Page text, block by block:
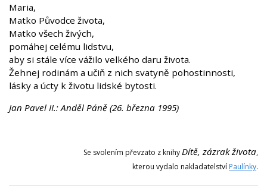
Maria,
Matko Původce života,
Matko všech živých,
pomáhej celému lidstvu,
aby si stále více vážilo velkého daru života.
Žehnej rodinám a učiň z nich svatyně pohostinnosti,
lásky a úcty k životu lidské bytosti.
Jan Pavel II.: Anděl Páně (26. března 1995)
Se svolením převzato z knihyDítě, zázrak života,
kterou vydalo nakladatelství Paulínky.